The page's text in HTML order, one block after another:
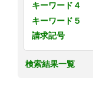
キーワード４
キーワード５
請求記号
検索結果一覧